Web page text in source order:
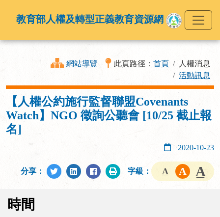
教育部人權及轉型正義教育資源網
網站導覽 此頁路徑： 首頁
人權消息
活動訊息
【人權公約施行監督聯盟Covenants
Watch】NGO 徵詢公聽會 [10/25 截止報
名]
2020-10-23
分享： 字級：
時間